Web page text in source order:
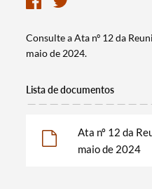
Consulte a Ata nº 12 da
maio de 2024.
Lista de documentos
Ata nº 12 da
maio de 2024